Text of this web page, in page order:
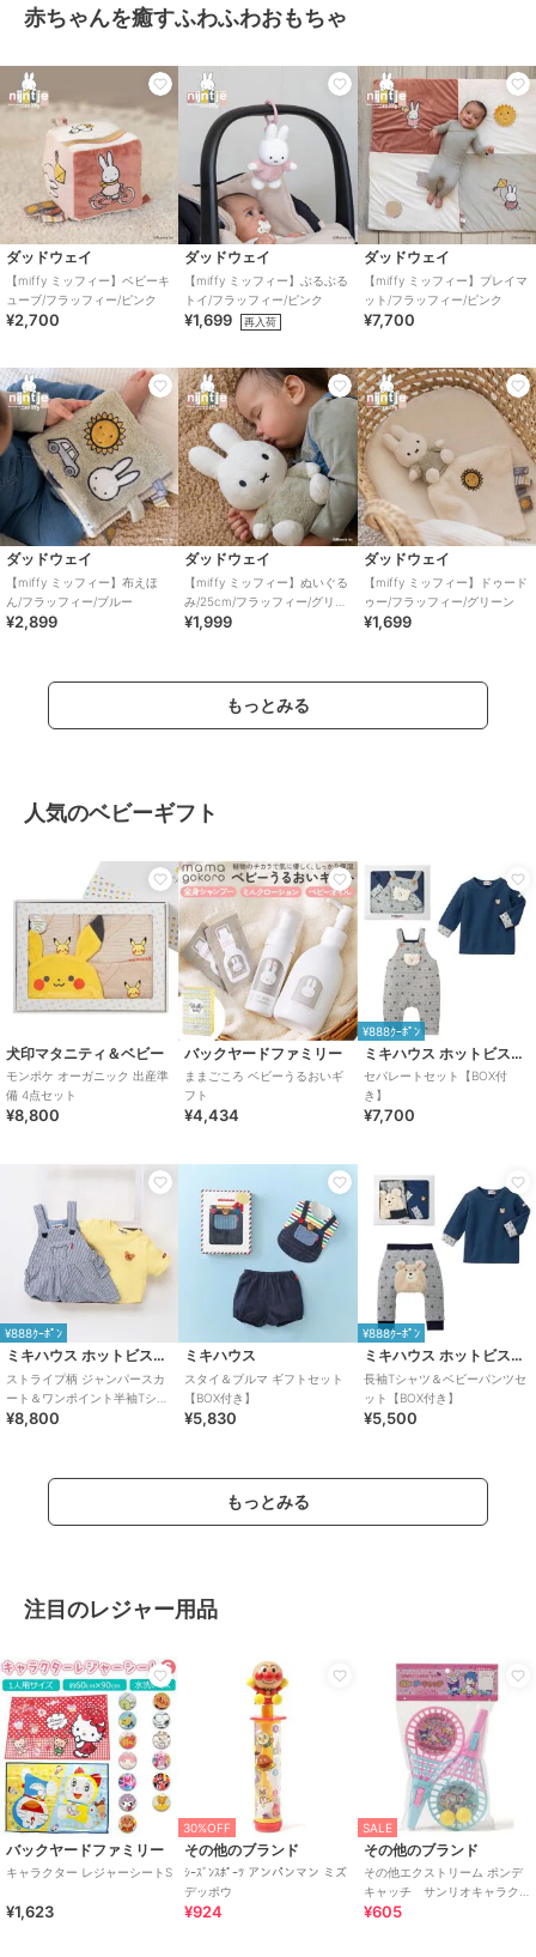
赤ちゃんを癒すふわふわおもちゃ
ダッドウェイ
【miffy ミッフィー】ベビーキ
ューブ/フラッフィー/ピンク
¥2,700
ダッドウェイ
【miffy ミッフィー】ぶるぶる
トイ/フラッフィー/ピンク
¥1,699 再入荷
ダッドウェイ
【miffy ミッフィー】プレイマ
ット/フラッフィー/ピンク
¥7,700
ダッドウェイ
【miffy ミッフィー】布えほ
ん/フラッフィー/ブルー
¥2,899
ダッドウェイ
【miffy ミッフィー】ぬいぐる
み/25cm/フラッフィー/グリー
ン
¥1,999
ダッドウェイ
【miffy ミッフィー】ドゥード
ゥー/フラッフィー/グリーン
¥1,699
もっとみる
人気のベビーギフト
犬印マタニティ＆ベビー
モンポケ オーガニック 出産準
備 4点セット
¥8,800
バックヤードファミリー
ままごころ ベビーうるおいギ
フト
¥4,434
¥888ｸｰﾎﾟﾝ
ミキハウス ホットビスケッツ
セパレートセット【BOX付
き】
¥7,700
¥888ｸｰﾎﾟﾝ
ミキハウス ホットビスケッツ
ストライプ柄 ジャンパースカ
ート＆ワンポイント半袖Tシャ
ツセット【BOX付き】
¥8,800
ミキハウス
スタイ＆ブルマ ギフトセット
【BOX付き】
¥5,830
¥888ｸｰﾎﾟﾝ
ミキハウス ホットビスケッツ
長袖Tシャツ＆ベビーパンツセ
ット【BOX付き】
¥5,500
もっとみる
注目のレジャー用品
バックヤードファミリー
キャラクター レジャーシートS
¥1,623
30%OFF
その他のブランド
ｼｰｽﾞﾝｽﾎﾟｰﾂ アンパンマン ミズ
デッポウ
¥924
SALE
その他のブランド
その他エクストリーム ポンデ
キャッチ サンリオキャラク
ターズ
¥605